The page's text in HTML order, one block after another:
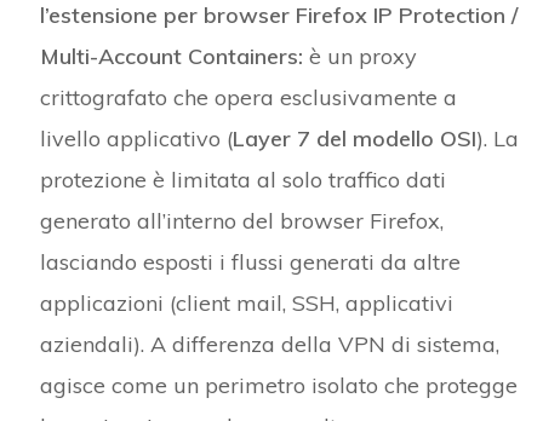
l’estensione per browser Firefox IP Protection /
Multi-Account Containers: è un proxy
crittografato che opera esclusivamente a
livello applicativo (Layer 7 del modello OSI). La
protezione è limitata al solo traffico dati
generato all’interno del browser Firefox,
lasciando esposti i flussi generati da altre
applicazioni (client mail, SSH, applicativi
aziendali). A differenza della VPN di sistema,
agisce come un perimetro isolato che protegge